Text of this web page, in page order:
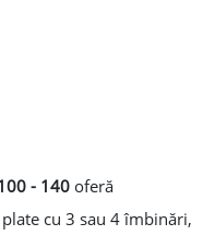
- 140 oferă
cu 3 sau 4 îmbinări,